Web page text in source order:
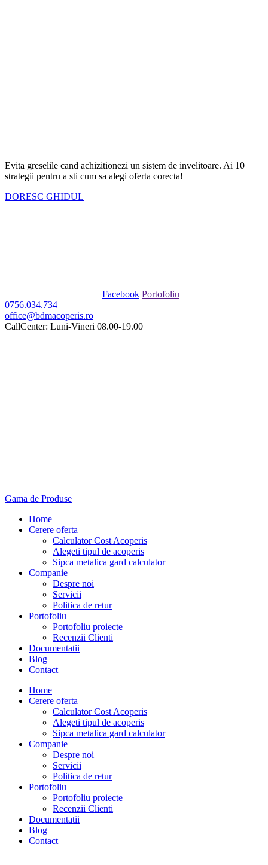
Evita greselile cand achizitionezi un sistem de invelitoare. Ai 10
strategii pentru a sti cum sa alegi oferta corecta!
DORESC GHIDUL
Facebook Portofoliu
0756.034.734
office@bdmacoperis.ro
CallCenter: Luni-Vineri 08.00-19.00
Gama de Produse
Home
Cerere oferta
Calculator Cost Acoperis
Alegeti tipul de acoperis
Sipca metalica gard calculator
Companie
Despre noi
Servicii
Politica de retur
Portofoliu
Portofoliu proiecte
Recenzii Clienti
Documentatii
Blog
Contact
Home
Cerere oferta
Calculator Cost Acoperis
Alegeti tipul de acoperis
Sipca metalica gard calculator
Companie
Despre noi
Servicii
Politica de retur
Portofoliu
Portofoliu proiecte
Recenzii Clienti
Documentatii
Blog
Contact